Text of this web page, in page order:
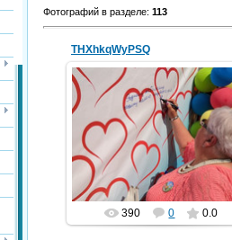
Фотографий в разделе: 113
THXhkqWyPSQ
14.08.2019
hololenkomariya
390 0 0.0